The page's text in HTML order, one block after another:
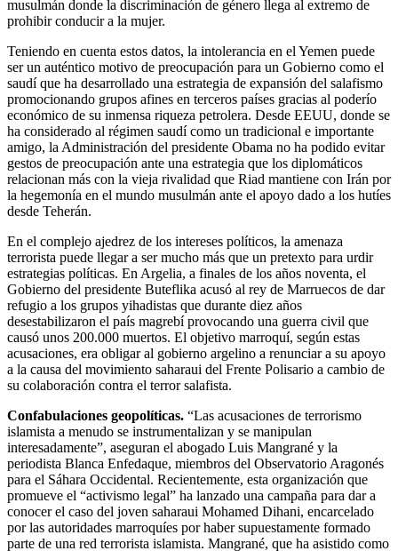
musulmán donde la discriminación de género llega al extremo de
prohibir conducir a la mujer.
Teniendo en cuenta estos datos, la intolerancia en el Yemen puede
ser un auténtico motivo de preocupación para un Gobierno como el
saudí que ha desarrollado una estrategia de expansión del salafismo
promocionando grupos afines en terceros países gracias al poderío
económico de su inmensa riqueza petrolera. Desde EEUU, donde se
ha considerado al régimen saudí como un tradicional e importante
amigo, la Administración del presidente Obama no ha podido evitar
gestos de preocupación ante una estrategia que los diplomáticos
relacionan más con la vieja rivalidad que Riad mantiene con Irán por
la hegemonía en el mundo musulmán ante el apoyo dado a los hutíes
desde Teherán.
En el complejo ajedrez de los intereses políticos, la amenaza
terrorista puede llegar a ser mucho más que un pretexto para urdir
estrategias políticas. En Argelia, a finales de los años noventa, el
Gobierno del presidente Buteflika acusó al rey de Marruecos de dar
refugio a los grupos yihadistas que durante diez años
desestabilizaron el país magrebí provocando una guerra civil que
causó unos 200.000 muertos. El objetivo marroquí, según estas
acusaciones, era obligar al gobierno argelino a renunciar a su apoyo
a la causa del movimiento saharaui del Frente Polisario a cambio de
su colaboración contra el terror salafista.
Confabulaciones geopolíticas. “Las acusaciones de terrorismo
islamista a menudo se instrumentalizan y se manipulan
interesadamente”, aseguran el abogado Luis Mangrané y la
periodista Blanca Enfedaque, miembros del Observatorio Aragonés
para el Sáhara Occidental. Recientemente, esta organización que
promueve el “activismo legal” ha lanzado una campaña para dar a
conocer el caso del joven saharaui Mohamed Dihani, encarcelado
por las autoridades marroquíes por haber supuestamente formado
parte de una red terrorista islamista. Mangrané, que ha asistido como